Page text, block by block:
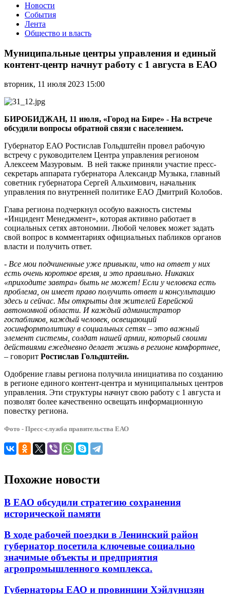
Новости
События
Лента
Общество и власть
центры
управления
и
контент-
центр
начнут
работу
с
августа
в
ЕАО
Муниципальные центры управления и единый
контент-центр начнут работу с 1 августа в ЕАО
вторник, 11 июля 2023 15:00
БИРОБИДЖАН, 11 июля, «Город на Бире» - На встрече
обсудили вопросы обратной связи с населением.
Губернатор ЕАО Ростислав Гольдштейн провел рабочую
встречу с руководителем Центра управления регионом
Алексеем Мазуровым. В ней также приняли участие пресс-
секретарь аппарата губернатора Александр Музыка, главный
советник губернатора Сергей Альхимович, начальник
управления по внутренней политике ЕАО Дмитрий Колобов.
Глава региона подчеркнул особую важность системы
«Инцидент Менеджмент», которая активно работает в
социальных сетях автономии. Любой человек может задать
свой вопрос в комментариях официальных пабликов органов
власти и получить ответ.
- Все мои подчиненные уже привыкли, что на ответ у них
есть очень короткое время, и это правильно. Никаких
«приходите завтра» быть не может! Если у человека есть
проблема, он имеет право получить ответ и консультацию
здесь и сейчас. Мы открыты для жителей Еврейской
автономной области. И каждый администратор
госпабликов, каждый человек, освещающий
госинформполитику в социальных сетях – это важный
элемент системы, солдат нашей армии, который своими
действиями ежедневно делает жизнь в регионе комфортнее,
– говорит Ростислав Гольдштейн.
Одобрение главы региона получила инициатива по созданию
в регионе единого контент-центра и муниципальных центров
управления. Эти структуры начнут свою работу с 1 августа и
позволят более качественно освещать информационную
повестку региона.
Фото - Пресс-служба правительства ЕАО
Похожие новости
В ЕАО обсудили стратегию сохранения
исторической памяти
В ходе рабочей поездки в Ленинский район
губернатор посетила ключевые социально
значимые объекты и предприятия
агропромышленного комплекса.
Губернаторы ЕАО и провинции Хэйлунцзян